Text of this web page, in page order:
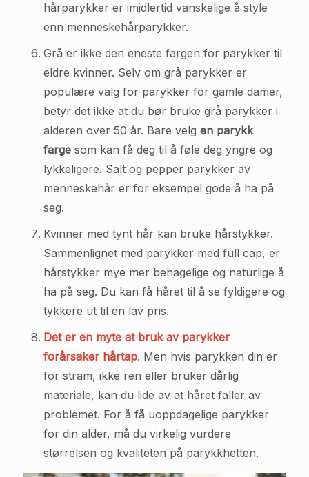
hårparykker er imidlertid vanskelige å style
enn menneskehårparykker.
Grå er ikke den eneste fargen for parykker til
eldre kvinner. Selv om grå parykker er
populære valg for parykker for gamle damer,
betyr det ikke at du bør bruke grå parykker i
alderen over 50 år. Bare velg en parykk
farge som kan få deg til å føle deg yngre og
lykkeligere. Salt og pepper parykker av
menneskehår er for eksempel gode å ha på
seg.
Kvinner med tynt hår kan bruke hårstykker.
Sammenlignet med parykker med full cap, er
hårstykker mye mer behagelige og naturlige å
ha på seg. Du kan få håret til å se fyldigere og
tykkere ut til en lav pris.
Det er en myte at bruk av parykker
forårsaker hårtap. Men hvis parykken din er
for stram, ikke ren eller bruker dårlig
materiale, kan du lide av at håret faller av
problemet. For å få uoppdagelige parykker
for din alder, må du virkelig vurdere
størrelsen og kvaliteten på parykkhetten.